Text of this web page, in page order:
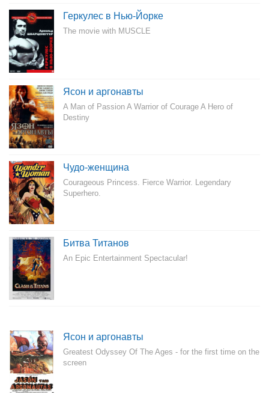
Геркулес в Нью-Йорке
The movie with MUSCLE
Ясон и аргонавты
A Man of Passion A Warrior of Courage A Hero of
Destiny
Чудо-женщина
Courageous Princess. Fierce Warrior. Legendary
Superhero.
Битва Титанов
An Epic Entertainment Spectacular!
Ясон и аргонавты
Greatest Odyssey Of The Ages - for the first time on the
screen